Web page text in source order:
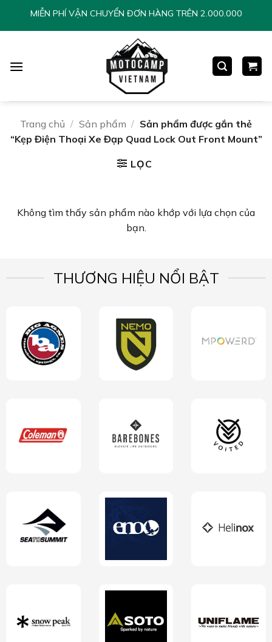
ChuyểnMIỄN PHÍ VẬN CHUYỂN ĐƠN HÀNG TRÊN 2.000.000
Trang chủ / Sản phẩm / Sản phẩm được gắn thẻ
“Kẹp Điện Thoại Xe Đạp Quad Lock Out Front Mount”
LỌC
Không tìm thấy sản phẩm nào khớp với lựa chọn của
bạn.
THƯƠNG HIỆU NỔI BẬT